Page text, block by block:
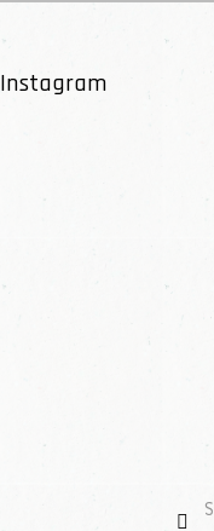
Instagram